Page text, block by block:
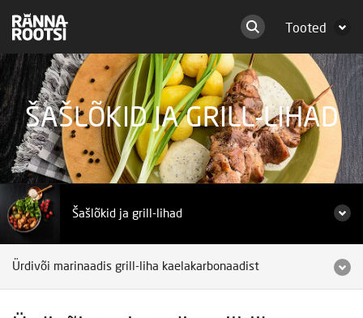
Tooted
ŠAŠLÕKID JA GRILL-LIHAD
Šašlõkid ja grill-lihad
Ürdivõi marinaadis grill-liha kaelakarbonaadist